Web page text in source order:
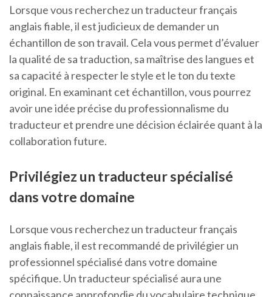
Lorsque vous recherchez un traducteur français
anglais fiable, il est judicieux de demander un
échantillon de son travail. Cela vous permet d’évaluer
la qualité de sa traduction, sa maîtrise des langues et
sa capacité à respecter le style et le ton du texte
original. En examinant cet échantillon, vous pourrez
avoir une idée précise du professionnalisme du
traducteur et prendre une décision éclairée quant à la
collaboration future.
Privilégiez un traducteur spécialisé
dans votre domaine
Lorsque vous recherchez un traducteur français
anglais fiable, il est recommandé de privilégier un
professionnel spécialisé dans votre domaine
spécifique. Un traducteur spécialisé aura une